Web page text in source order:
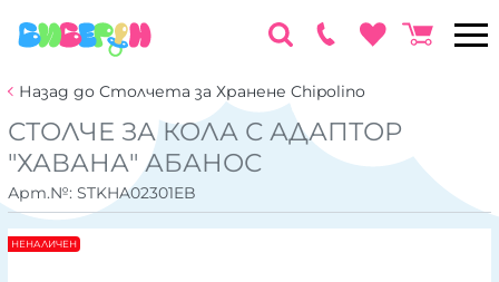
Назад до Столчета за Хранене Chipolino
СТОЛЧЕ ЗА КОЛА С АДАПТОР
"ХАВАНА" АБАНОС
Арт.№: STKHA02301EB
НЕНАЛИЧЕН